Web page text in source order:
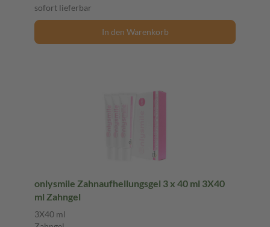
sofort lieferbar
In den Warenkorb
onlysmile Zahnaufhellungsgel 3 x 40 ml 3X40
ml Zahngel
3X40 ml